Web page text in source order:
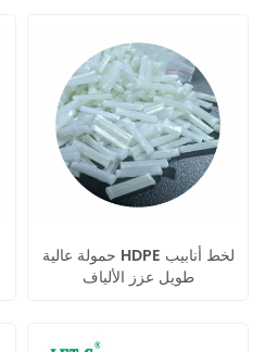
حمولة عالية HDPE لخط أنابيب
طويل عزز الألياف